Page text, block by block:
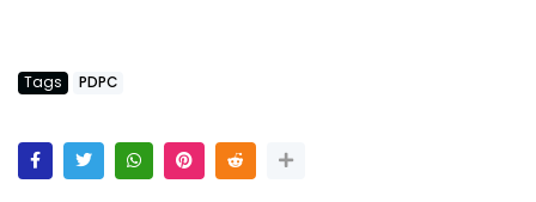
Tags PDPC